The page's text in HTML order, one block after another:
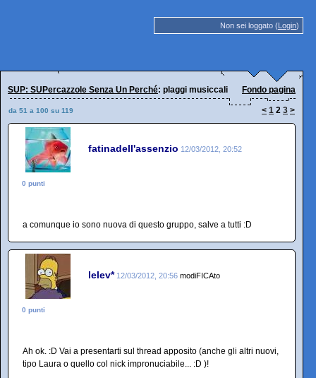
Non sei loggato (Login)
SUP: SUPercazzole Senza Un Perché: plaggi musiccali Fondo pagina
da 51 a 100 su 119 < 1 2 3 >
fatinadell'assenzio 12/03/2012, 20:52
0 punti
a comunque io sono nuova di questo gruppo, salve a tutti :D
lelev* 12/03/2012, 20:56 modiFICAto
0 punti
Ah ok. :D Vai a presentarti sul thread apposito (anche gli altri nuovi,
tipo Laura o quello col nick impronuciabile... :D )!